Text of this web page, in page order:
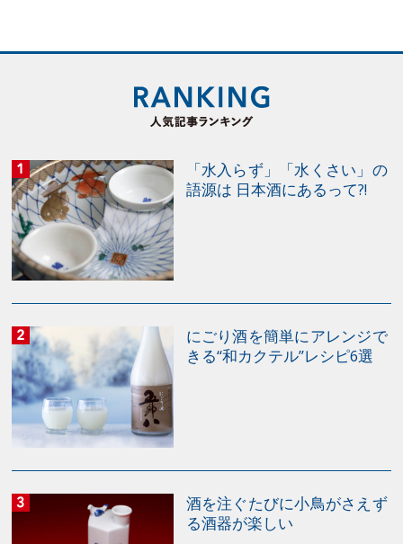
「水入らず」「水くさい」の
語源は 日本酒にあるって?!
にごり酒を簡単にアレンジで
きる“和カクテル”レシピ6選
酒を注ぐたびに小鳥がさえず
る酒器が楽しい